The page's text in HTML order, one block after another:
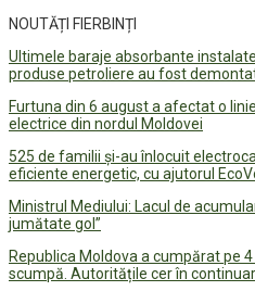
NOUTĂȚI FIERBINȚI
Ultimele baraje absorbante
produse petroliere au fost
Furtuna din 6 august a afectat o
electrice din nordul Moldovei
525 de familii și-au înlocuit
eficiente energetic, cu ajutorul
Ministrul Mediului: Lacul de
jumătate gol”
Republica Moldova a cumpărat pe
scumpă. Autoritățile cer în